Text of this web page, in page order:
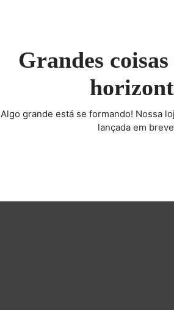
Grandes
Algo grande está se formando! Nossa
lançada em